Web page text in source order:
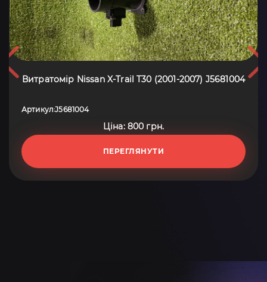
Витратомір Nissan X-Trail T30 (2001-2007) J5681004
Артикул:J5681004
Ціна: 800 грн.
ПЕРЕГЛЯНУТИ